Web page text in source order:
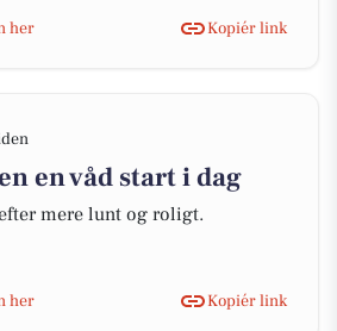
her
Kopiér link
en våd start i dag
mere lunt og roligt.
her
Kopiér link